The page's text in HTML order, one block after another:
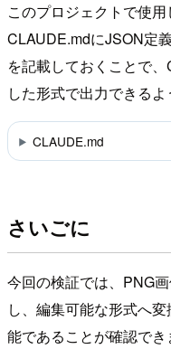
このプロジェクトで使用
CLAUDE.mdにJSON定
を記載しておくことで
した形式で出力できるよ
CLAUDE.md
さいごに
今回の検証では、PNG
し、編集可能な形式へ
能であることが確認で